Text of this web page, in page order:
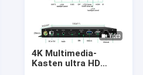
4K Multimedia-
Kasten ultra HD